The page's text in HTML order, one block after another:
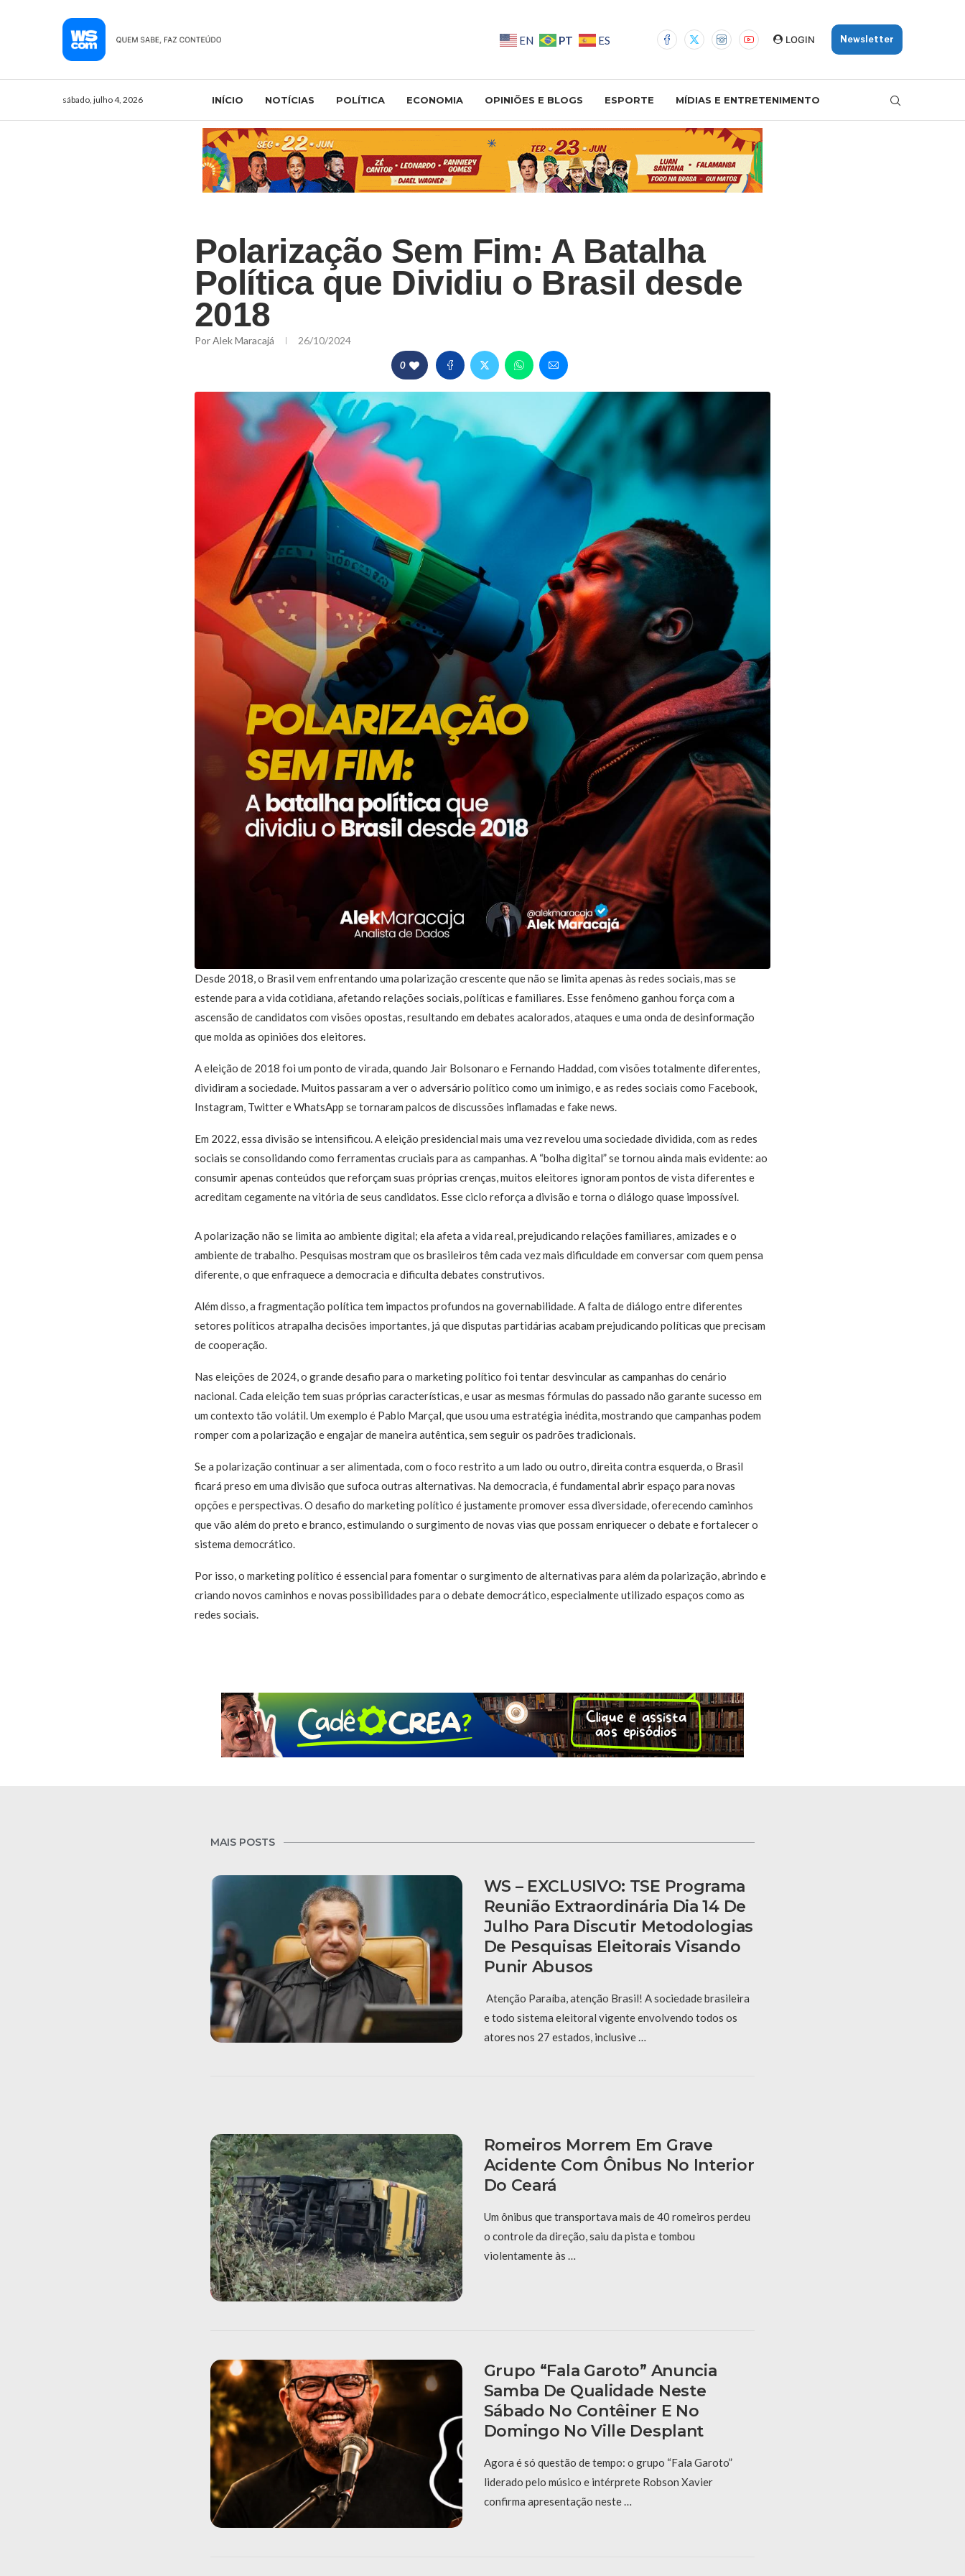
EN PT ES LOGIN Newsletter
sábado, julho 4, 2026 INÍCIO NOTÍCIAS POLÍTICA ECONOMIA OPINIÕES E BLOGS ESPORTE MÍDIAS E ENTRETENIMENTO
Polarização Sem Fim: A Batalha
Política que Dividiu o Brasil desde
2018
PorAlek Maracajá 26/10/2024
0
Desde 2018, o Brasil vem enfrentando uma polarização crescente que não se limita apenas às redes sociais, mas se
estende para a vida cotidiana, afetando relações sociais, políticas e familiares. Esse fenômeno ganhou força com a
ascensão de candidatos com visões opostas, resultando em debates acalorados, ataques e uma onda de desinformação
que molda as opiniões dos eleitores.
A eleição de 2018 foi um ponto de virada, quando Jair Bolsonaro e Fernando Haddad, com visões totalmente diferentes,
dividiram a sociedade. Muitos passaram a ver o adversário político como um inimigo, e as redes sociais como Facebook,
Instagram, Twitter e WhatsApp se tornaram palcos de discussões inflamadas e fake news.
Em 2022, essa divisão se intensificou. A eleição presidencial mais uma vez revelou uma sociedade dividida, com as redes
sociais se consolidando como ferramentas cruciais para as campanhas. A “bolha digital” se tornou ainda mais evidente: ao
consumir apenas conteúdos que reforçam suas próprias crenças, muitos eleitores ignoram pontos de vista diferentes e
acreditam cegamente na vitória de seus candidatos. Esse ciclo reforça a divisão e torna o diálogo quase impossível.
A polarização não se limita ao ambiente digital; ela afeta a vida real, prejudicando relações familiares, amizades e o
ambiente de trabalho. Pesquisas mostram que os brasileiros têm cada vez mais dificuldade em conversar com quem pensa
diferente, o que enfraquece a democracia e dificulta debates construtivos.
Além disso, a fragmentação política tem impactos profundos na governabilidade. A falta de diálogo entre diferentes
setores políticos atrapalha decisões importantes, já que disputas partidárias acabam prejudicando políticas que precisam
de cooperação.
Nas eleições de 2024, o grande desafio para o marketing político foi tentar desvincular as campanhas do cenário
nacional. Cada eleição tem suas próprias características, e usar as mesmas fórmulas do passado não garante sucesso em
um contexto tão volátil. Um exemplo é Pablo Marçal, que usou uma estratégia inédita, mostrando que campanhas podem
romper com a polarização e engajar de maneira autêntica, sem seguir os padrões tradicionais.
Se a polarização continuar a ser alimentada, com o foco restrito a um lado ou outro, direita contra esquerda, o Brasil
ficará preso em uma divisão que sufoca outras alternativas. Na democracia, é fundamental abrir espaço para novas
opções e perspectivas. O desafio do marketing político é justamente promover essa diversidade, oferecendo caminhos
que vão além do preto e branco, estimulando o surgimento de novas vias que possam enriquecer o debate e fortalecer o
sistema democrático.
Por isso, o marketing político é essencial para fomentar o surgimento de alternativas para além da polarização, abrindo e
criando novos caminhos e novas possibilidades para o debate democrático, especialmente utilizado espaços como as
redes sociais.
MAIS POSTS
WS – EXCLUSIVO: TSE Programa
Reunião Extraordinária Dia 14 De
Julho Para Discutir Metodologias
De Pesquisas Eleitorais Visando
Punir Abusos
Atenção Paraíba, atenção Brasil! A sociedade brasileira
e todo sistema eleitoral vigente envolvendo todos os
atores nos 27 estados, inclusive …
Romeiros Morrem Em Grave
Acidente Com Ônibus No Interior
Do Ceará
Um ônibus que transportava mais de 40 romeiros perdeu
o controle da direção, saiu da pista e tombou
violentamente às …
Grupo “Fala Garoto” Anuncia
Samba De Qualidade Neste
Sábado No Contêiner E No
Domingo No Ville Desplant
Agora é só questão de tempo: o grupo “Fala Garoto”
liderado pelo músico e intérprete Robson Xavier
confirma apresentação neste …